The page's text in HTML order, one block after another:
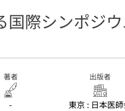
国際シンポジ
著者
-
出版者
東京 : 日本医